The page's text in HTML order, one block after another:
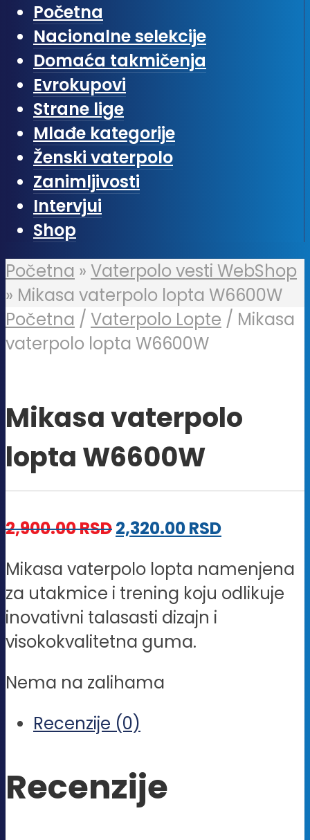
Početna
Nacionalne selekcije
Domaća takmičenja
Evrokupovi
Strane lige
Mlađe kategorije
Ženski vaterpolo
Zanimljivosti
Intervjui
Shop
Početna » Vaterpolo vesti WebShop
» Mikasa vaterpolo lopta W6600W
Početna / Vaterpolo Lopte / Mikasa
vaterpolo lopta W6600W
Mikasa vaterpolo
lopta W6600W
2,900.00RSD2,320.00RSD
Mikasa vaterpolo lopta namenjena
za utakmice i trening koju odlikuje
inovativni talasasti dizajn i
visokokvalitetna guma.
Nema na zalihama
Recenzije (0)
Recenzije